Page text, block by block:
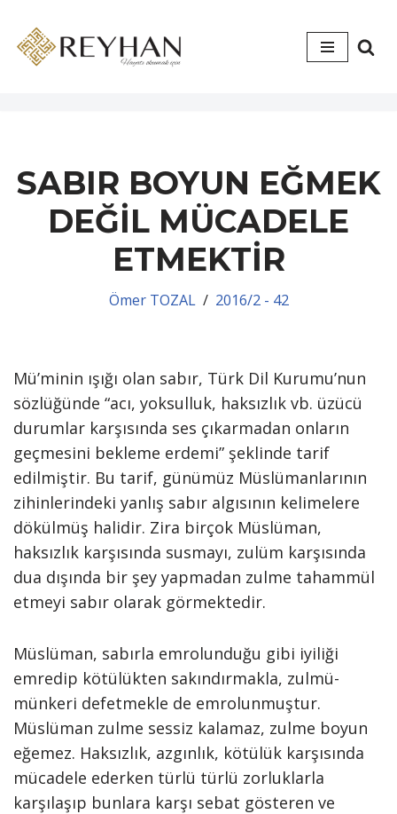
İçeriğe
SABIR BOYUN EĞMEK
DEĞİL MÜCADELE
ETMEKTİR
Ömer TOZAL 2016/2 - 42
Mü’minin ışığı olan sabır, Türk Dil Kurumu’nun
sözlüğünde “acı, yoksulluk, haksızlık vb. üzücü
durumlar karşısında ses çıkarmadan onların
geçmesini bekleme erdemi” şeklinde tarif
edilmiştir. Bu tarif, günümüz Müslümanlarının
zihinlerindeki yanlış sabır algısının kelimelere
dökülmüş halidir. Zira birçok Müslüman,
haksızlık karşısında susmayı, zulüm karşısında
dua dışında bir şey yapmadan zulme tahammül
etmeyi sabır olarak görmektedir.
Müslüman, sabırla emrolunduğu gibi iyiliği
emredip kötülükten sakındırmakla, zulmü-
münkeri defetmekle de emrolunmuştur.
Müslüman zulme sessiz kalamaz, zulme boyun
eğemez. Haksızlık, azgınlık, kötülük karşısında
mücadele ederken türlü türlü zorluklarla
karşılaşıp bunlara karşı sebat gösteren ve